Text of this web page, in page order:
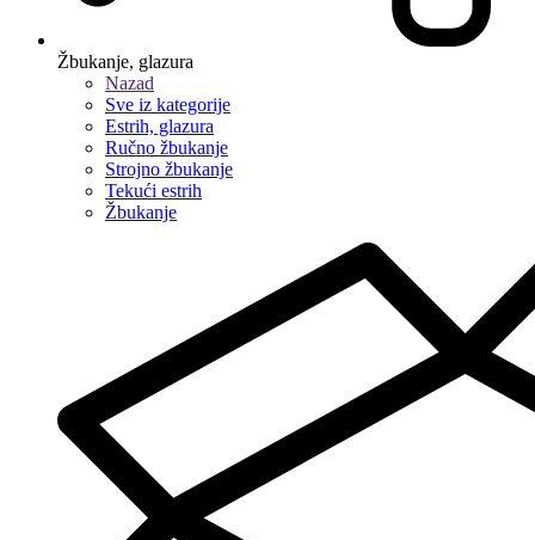
Žbukanje, glazura
Nazad
Sve iz kategorije
Estrih, glazura
Ručno žbukanje
Strojno žbukanje
Tekući estrih
Žbukanje